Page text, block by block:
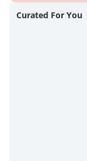
Curated For You